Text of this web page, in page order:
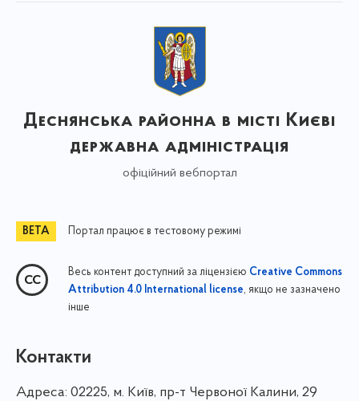
Деснянська районна в місті Києві
державна адміністрація
офіційний вебпортал
Портал працює в тестовому режимі
Весь контент доступний за ліцензією Creative Commons
Attribution 4.0 International license, якщо не зазначено
інше
Контакти
Адреса: 02225, м. Київ, пр-т Червоної Калини, 29